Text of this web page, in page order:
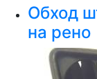
Обход
на рено